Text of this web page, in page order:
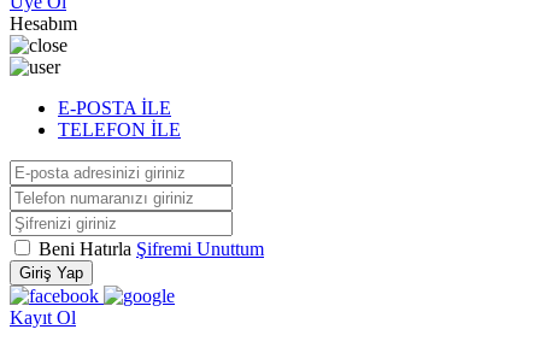
Hesabım
E-POSTA İLE
TELEFON İLE
Beni Hatırla Şifremi Unuttum
Giriş Yap
Kayıt Ol